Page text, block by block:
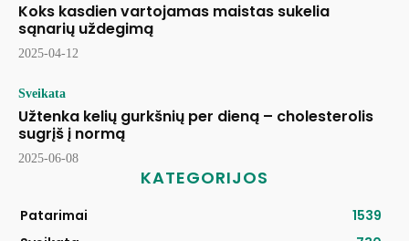
Koks kasdien vartojamas maistas sukelia
sąnarių uždegimą
2025-04-12
Sveikata
Užtenka kelių gurkšnių per dieną – cholesterolis
sugrįš į normą
2025-06-08
KATEGORIJOS
Patarimai
1539